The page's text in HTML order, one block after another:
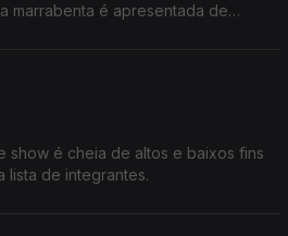
marrabenta é apresentada de
show é cheia de altos e baixos fins
lista de integrantes.